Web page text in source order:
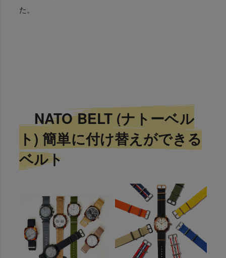
た。
NATO BELT (ナトーベル
ト) 簡単に付け替えができる
ベルト